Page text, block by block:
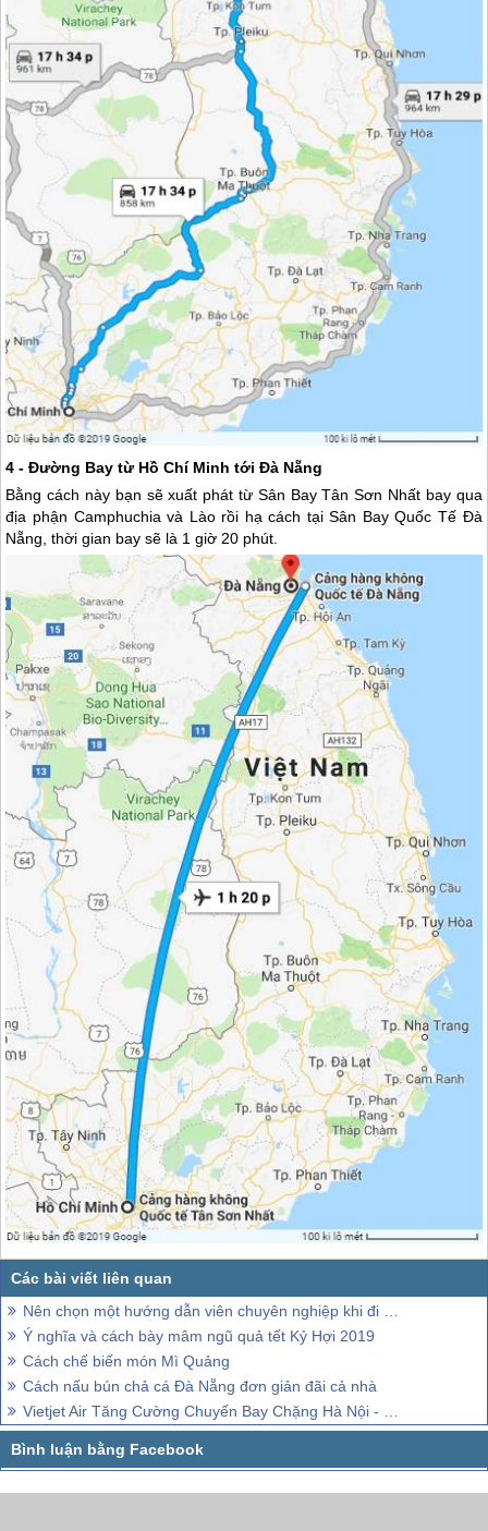
4 - Đường Bay từ Hồ Chí Minh tớiĐà Nẵng
Bằng cách này bạn sẽ xuất phát từ Sân Bay Tân Sơn Nhất bay qua
địa phận Camphuchia và Lào rồi hạ cách tại Sân Bay Quốc Tế Đà
Nẵng , thời gian bay sẽ là 1 giờ 20 phút.
Nên chọn một hướng dẫn viên chuyên nghiệp khi đi Đà Nẵng
Ý nghĩa và cách bày mâm ngũ quả tết Kỷ Hợi 2019
Cách chế biến món Mì Quảng
Cách nấu bún chả cá Đà Nẵng đơn giản đãi cả nhà
Vietjet Air Tăng Cường Chuyến Bay Chặng Hà Nội - Đà Nẵng